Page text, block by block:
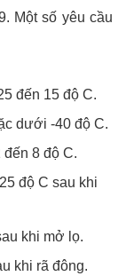
Một số yêu cầu
đến 15 độ C.
dưới -40 độ C.
8 độ C.
độ C sau khi
khi mở lọ.
khi rã đông.